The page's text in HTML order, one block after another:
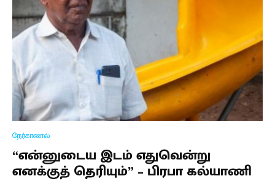
நேர்காணல்
“என்னுடைய இடம் எதுவென்று
எனக்குத் தெரியும்” – பிரபா கல்யாணி